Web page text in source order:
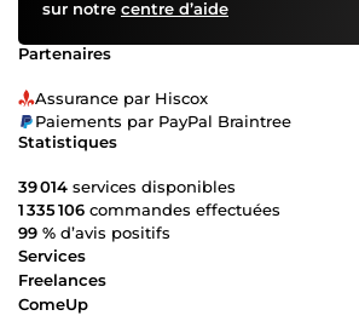
sur notre centre d’aide
Partenaires
Assurance par Hiscox
Paiements par PayPal Braintree
Statistiques
39 014 services disponibles
1 335 106 commandes effectuées
99 % d’avis positifs
Services
Freelances
ComeUp